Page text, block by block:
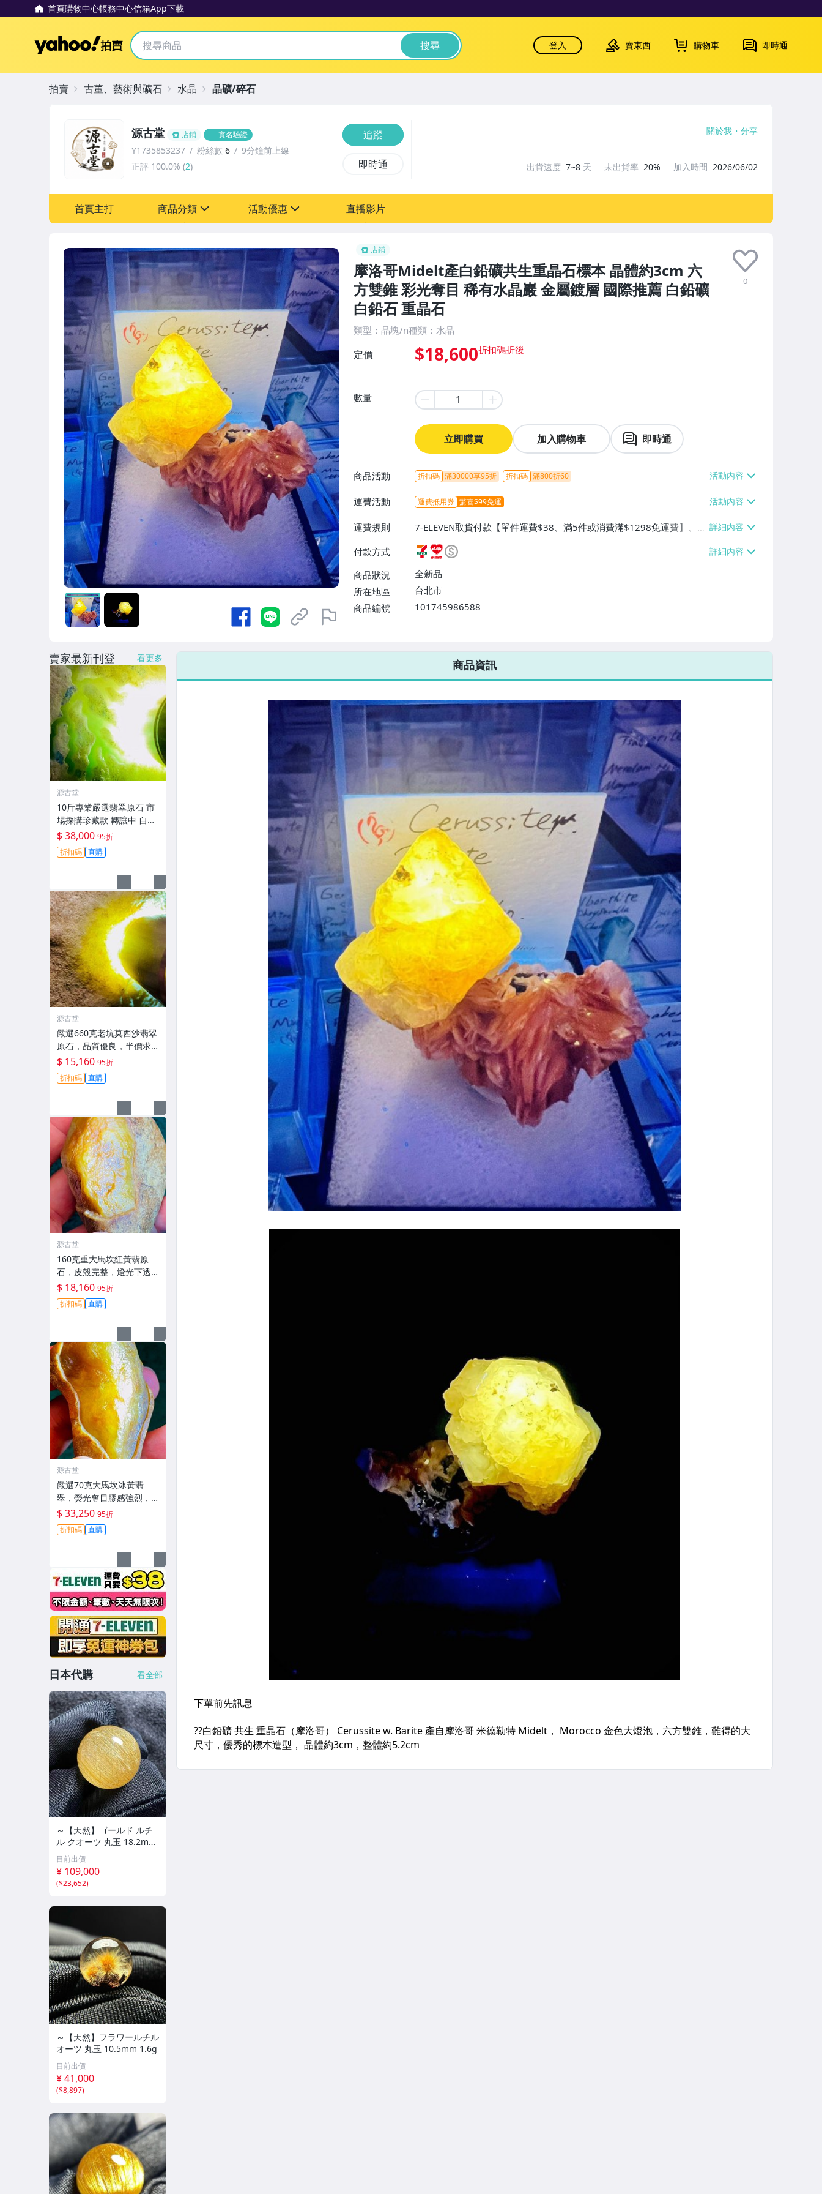
首頁購物中心帳務中心信箱App下載
Yahoo拍賣 搜尋 登入 賣東西 購物車 即時通
店鋪
摩洛哥Midelt產白鉛礦共生重晶石標本 晶體約3cm 六
方雙錐 彩光奪目 稀有水晶巖 金屬鍍層 國際推薦 白鉛礦
白鉛石 重晶石
0
類型：晶塊/n種類：水晶
定價 $18,600
數量
立即購買 加入購物車 即時通
商品活動 折扣碼 滿30000享95折 折扣碼 滿800折60
運費活動 運費抵用券 驚喜$99免運
運費規則
7-ELEVEN取貨付款【單件運費$38、滿5件或消費滿$1298免運費】、7-
ELEVEN取貨不付款【免運費】、萊爾富取貨付款【單件運費$60、滿5件
或消費滿$1298免運費】、宅配/貨運【單件運費$120、滿5件或消費滿
$1598免運費】
付款方式
商品狀況
全新品
所在地區
台北市
商品編號
101745986588
不限金額、筆數，筆筆優惠無限次！
源古堂 店鋪 實名驗證
Y1735853237 粉絲數 6
9分鐘前上線
正評 100.0% (2)
追蹤
即時通
關於我 分享
出貨速度 7~8 天 未出貨率 20% 加入時間 2026/06/02
首頁主打 商品分類 活動優惠
[全店] 粉絲專享
直播影片
拍賣 古董、藝術與礦石 水晶 晶礦/碎石
商品資訊
賣家最新刊登 看更多
源古堂
10斤專業嚴選翡翠原石 市
場採購珍藏款 轉讓中 自帶
運費 獲得好運機會 保真翡
翠 原石收藏 家具雕刻 翡翠
投資 碧玉原石 收藏品
$ 38,000 95折
折扣碼 直購
源古堂
嚴選660克老坑莫西沙翡翠
原石，品質優良，半價求
轉讓，直送家中， jade 翡
翠 原石
$ 15,160 95折
折扣碼 直購
源古堂
160克重大馬坎紅黃翡原
石，皮殼完整，燈光下透
亮迷人，適合手鐲與掛件
打造，天然A貨翡翠嚴選。
紅黃翡 翡翠 手鐲掛件
$ 18,160 95折
折扣碼 直購
源古堂
嚴選70克大馬坎冰黃翡
翠，熒光奪目膠感強烈，
適合收藏與把玩。 翡翠 碧
玉 A貨 翡翠玉佩
$ 33,250 95折
折扣碼 直購
日本代購 看全部
～【天然】ゴールド ルチ
ル クオーツ 丸玉 18.2mm
8.5g
目前出價
¥ 109,000
($23,652)
～【天然】フラワールチル
オーツ 丸玉 10.5mm 1.6g
目前出價
¥ 41,000
($8,897)